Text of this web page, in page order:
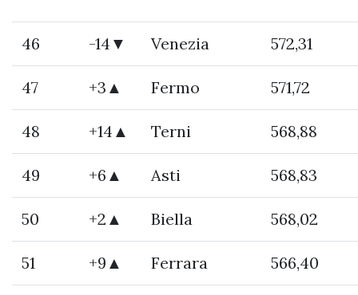
46 -14▼ Venezia 572,31
47 +3▲ Fermo 571,72
48 +14▲ Terni 568,88
49 +6▲ Asti 568,83
50 +2▲ Biella 568,02
51 +9▲ Ferrara 566,40